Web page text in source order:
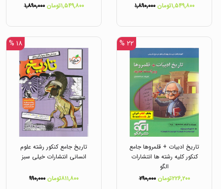
دوازدهم هدیه رایگان رشته
۱,۵۴۹,۸۰۰تومان ۱,۸۹۰,۰۰۰
۱,۵۴۹,۸۰۰تومان
۱,۸۹۰,۰۰۰
۲۲ %
تاریخ ادبیات + قلمروها جامع
کنکور کلیه رشته ها انتشارات
الگو
۲۲۶,۲۰۰تومان
۲۹۰,۰۰۰
۱۸ %
تاریخ جامع کنکور رشته علوم
انسانی انتشارات خیلی سبز
۸۱۱,۸۰۰تومان ۹۹۰,۰۰۰